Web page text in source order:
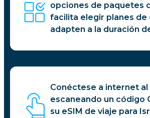
opciones de paquetes
facilita elegir planes de
adapten a la duración
Conéctese a internet
escaneando un código
su eSIM de viaje para